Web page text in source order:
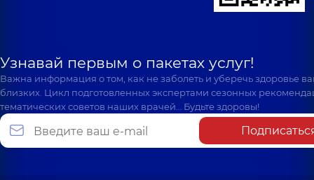
Узнавай первым о пакетах услуг!
Важна информация о том, как не заболеть и уберечь здоровье
близких. Цикл подготовленных экспертами сезонных
тематических советов наших врачей… Будьте здоровы!